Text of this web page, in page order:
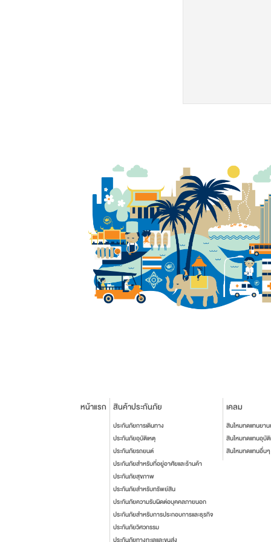
หน้าแรก สินค้าประกันภัย
ประกันภัยการเดินทาง
ประกันภัยอุบัติเหตุ
ประกันภัยรถยนต์
ประกันภัยสำหรับที่อยู่อาศัยและร้านค้า
ประกันภัยสุขภาพ
ประกันภัยสำหรับทรัพย์สิน
ประกันภัยความรับผิดต่อบุคคลภายนอก
ประกันภัยสำหรับการประกอบการและธุรกิจ
ประกันภัยวิศวกรรม
เคลม
สินไหมทดแทนยา
สินไหมทดแทนอุบั
สินไหมทดแทนอื่นๆ